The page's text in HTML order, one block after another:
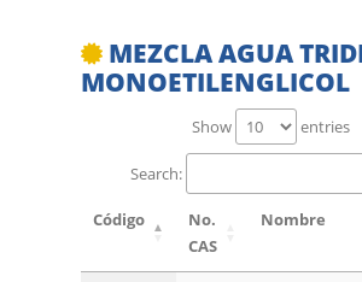
MEZCLA AGUA
MONOETILENGLICOL
Show entries
Search:
Código
No.
CAS
Nombre